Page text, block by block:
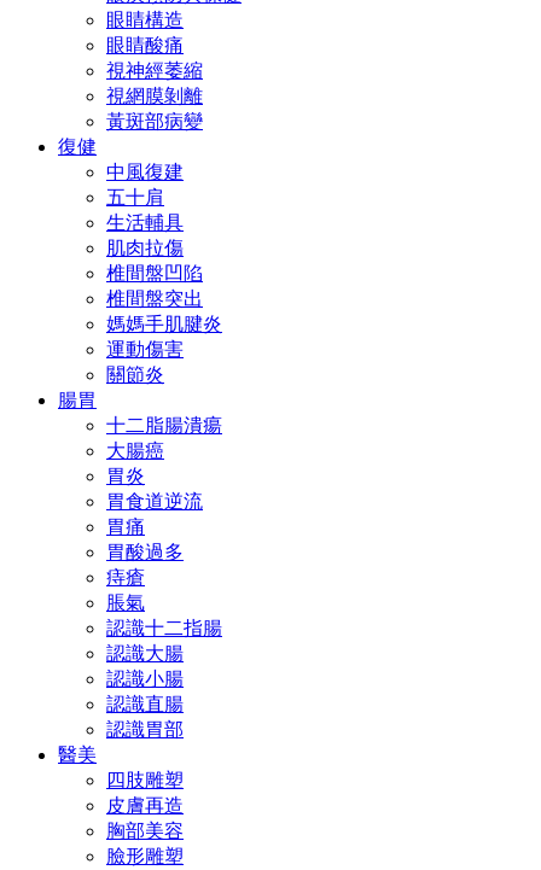
眼睛構造
眼睛酸痛
視神經萎縮
視網膜剝離
黃斑部病變
復健
中風復建
五十肩
生活輔具
肌肉拉傷
椎間盤凹陷
椎間盤突出
媽媽手肌腱炎
運動傷害
關節炎
腸胃
十二脂腸潰瘍
大腸癌
胃炎
胃食道逆流
胃痛
胃酸過多
痔瘡
脹氣
認識十二指腸
認識大腸
認識小腸
認識直腸
認識胃部
醫美
四肢雕塑
皮膚再造
胸部美容
臉形雕塑